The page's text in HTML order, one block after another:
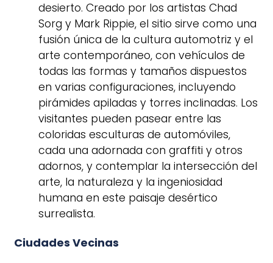
desierto. Creado por los artistas Chad
Sorg y Mark Rippie, el sitio sirve como una
fusión única de la cultura automotriz y el
arte contemporáneo, con vehículos de
todas las formas y tamaños dispuestos
en varias configuraciones, incluyendo
pirámides apiladas y torres inclinadas. Los
visitantes pueden pasear entre las
coloridas esculturas de automóviles,
cada una adornada con graffiti y otros
adornos, y contemplar la intersección del
arte, la naturaleza y la ingeniosidad
humana en este paisaje desértico
surrealista.
Ciudades Vecinas